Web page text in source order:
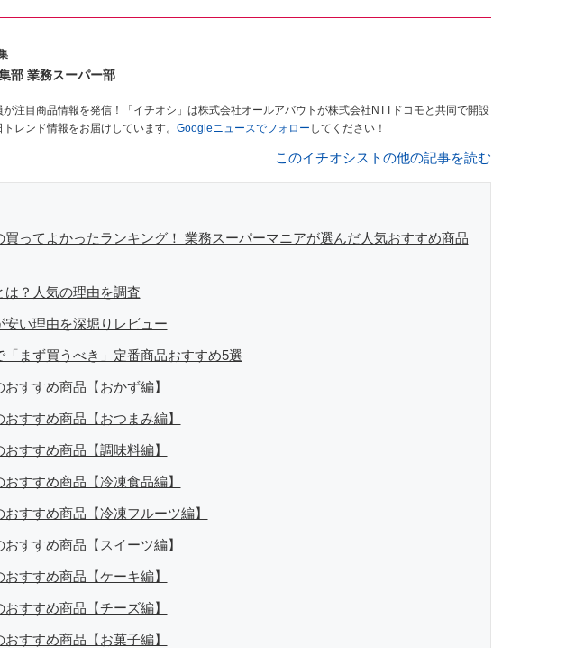
部 業務スーパー部
注目商品情報を発信！「イチオシ」は株式会社オールアバウトが株式会社NTTドコモと共同で開設
レンド情報をお届けしています。 Googleニュースでフォロー してください！
このイチオシストの他の記事を読む
買ってよかったランキング！ 業務スーパーマニアが選んだ人気おすすめ商品
は？人気の理由を調査
安い理由を深堀りレビュー
「まず買うべき」定番商品おすすめ5選
すすめ商品【おかず編】
すすめ商品【おつまみ編】
すすめ商品【調味料編】
すすめ商品【冷凍食品編】
すすめ商品【冷凍フルーツ編】
すすめ商品【スイーツ編】
すすめ商品【ケーキ編】
すすめ商品【チーズ編】
すすめ商品【お菓子編】